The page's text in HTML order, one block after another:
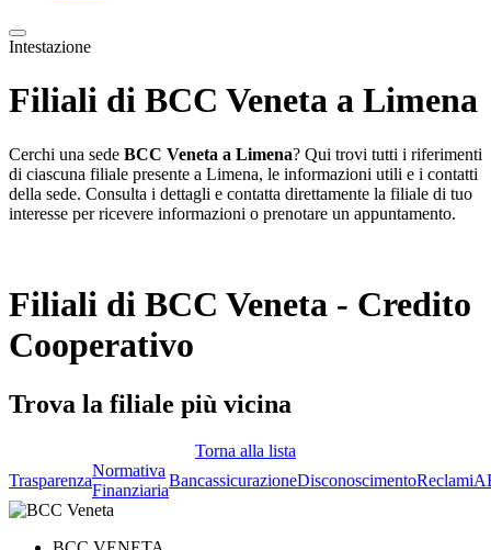
Intestazione
Filiali di BCC Veneta a Limena
Cerchi una sede BCC Veneta a Limena? Qui trovi tutti i riferimenti
di ciascuna filiale presente a Limena, le informazioni utili e i contatti
della sede. Consulta i dettagli e contatta direttamente la filiale di tuo
interesse per ricevere informazioni o prenotare un appuntamento.
Filiali di BCC Veneta - Credito
Cooperativo
Trova la filiale più vicina
Torna alla lista
Trasparenza
Normativa
Finanziaria
BancassicurazioneDisconoscimentoReclami